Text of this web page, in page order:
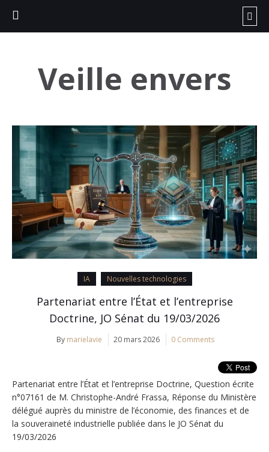
Veille envers
IA Nouvelles technologies
Partenariat entre l’État et l’entreprise
Doctrine, JO Sénat du 19/03/2026
By marielavie 20 mars 2026 0 Comments
Partenariat entre l’État et l’entreprise Doctrine, Question écrite
n°07161 de M. Christophe-André Frassa, Réponse du Ministère
délégué auprès du ministre de l’économie, des finances et de
la souveraineté industrielle publiée dans le JO Sénat du
19/03/2026